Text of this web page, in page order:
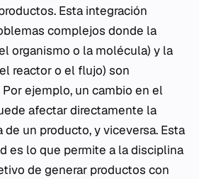
Esta integración
complejos donde la
organismo o la molécula) y la
reactor o el flujo) son
ejemplo, un cambio en el
afectar directamente la
un producto, y viceversa. Esta
es lo que permite a la disciplina
de generar productos con